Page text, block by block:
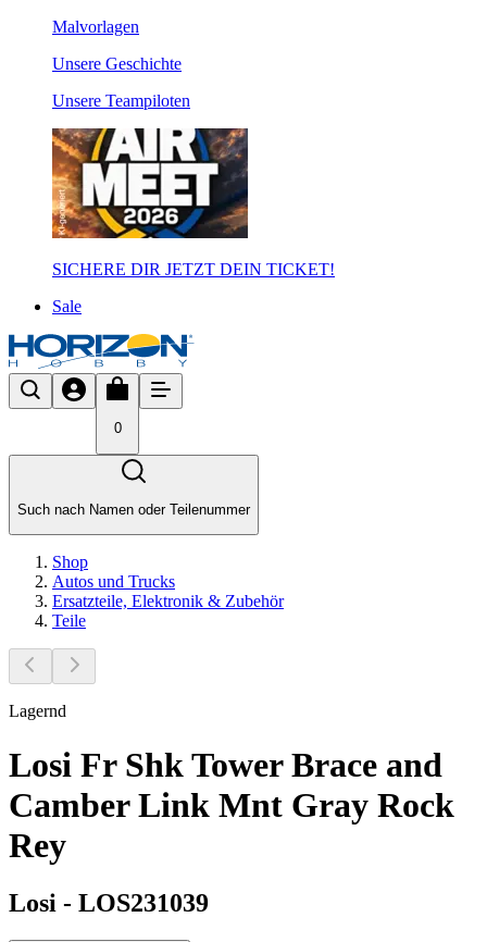
Malvorlagen
Unsere Geschichte
Unsere Teampiloten
SICHERE DIR JETZT DEIN TICKET!
Sale
0
Such nach Namen oder Teilenummer
Shop
Autos und Trucks
Ersatzteile, Elektronik & Zubehör
Teile
Lagernd
Losi Fr Shk Tower Brace and
Camber Link Mnt Gray Rock
Rey
Losi - LOS231039